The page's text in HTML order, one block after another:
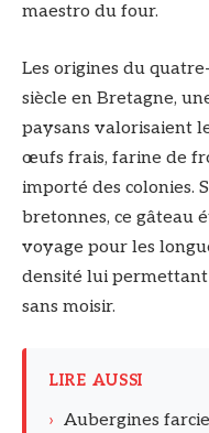
maestro du four.
Les origines du
siècle en Bretagne,
paysans valorisaient
œufs frais, farine de
importé des colonies.
bretonnes, ce gâteau
voyage pour les
densité lui permettant
sans moisir.
LIRE AUSSI
› Aubergines